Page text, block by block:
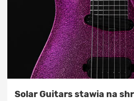
Solar Guitars stawia na